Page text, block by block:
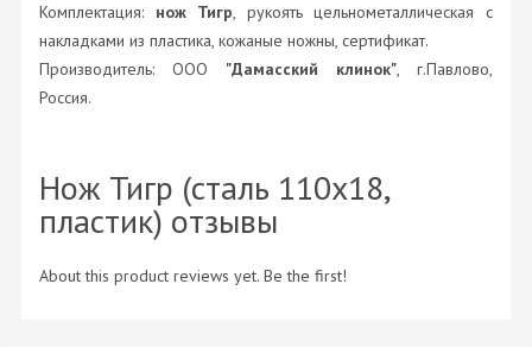
Комплектация: нож Тигр, рукоять цельнометаллическая с
накладками из пластика, кожаные ножны, сертификат.
Производитель: ООО "Дамасский клинок", г.Павлово,
Россия.
Нож Тигр (сталь 110х18,
пластик) отзывы
About this product reviews yet. Be the first!